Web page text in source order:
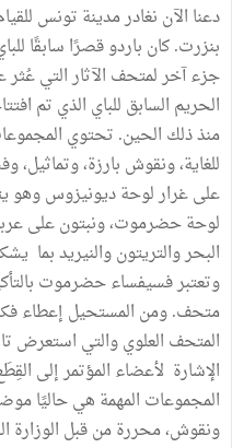
دعنا الآن نغادر مدينة تونس
بنزرت. كان باردو قصرًا سابقًا
جزء آخر لمتحف الآثار التي عُثر
منذ ذلك الحين. تحتوي
للغاية، ونقوش بارزة، وتماثيل،
على غرار لوحة ديونيزوس وهو
لوحة حضرموت، ونبتون على
البحر والتريتون والنيريد بما
وتعتبر فسيفساء حضرموت
متحف. ومن المستحيل إعطاء
المتحف العلوي والتي استعرض
الإشارة لأعضاء المؤتمر إلى
المجموعات المهمة هي حاليًا
ونقوش، محررة من قبل الوزارة